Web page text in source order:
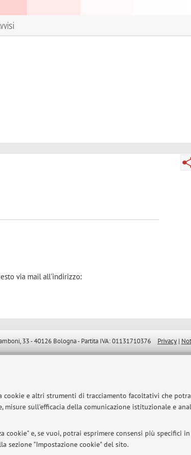
e altri strumenti di tracciamento facoltativi che
sull'efficacia della comunicazione istituzionale e
e, se vuoi, potrai esprimere consensi più specifici
sezione "Impostazione cookie" del sito.
via mail all'indirizzo:
33 - 40126 Bologna - Partita IVA: 01131710376 Privacy|